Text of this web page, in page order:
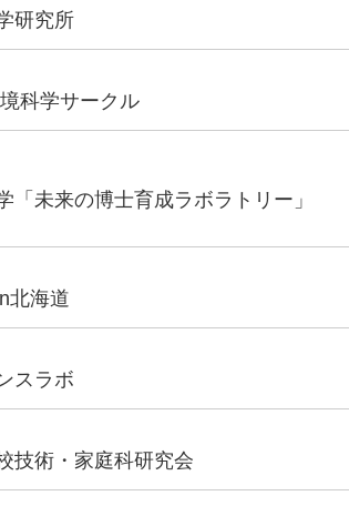
研究所
科学サークル
「未来の博士育成ラボラトリー」
北海道
スラボ
技術・家庭科研究会